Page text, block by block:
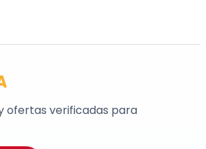
ofertas verificadas para